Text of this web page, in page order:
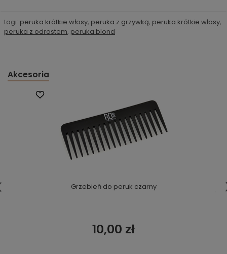
tagi: peruka krótkie włosy, peruka z grzywką, peruka krótkie włosy,
peruka z odrostem, peruka blond
Akcesoria
Grzebień do peruk czarny
10,00 zł